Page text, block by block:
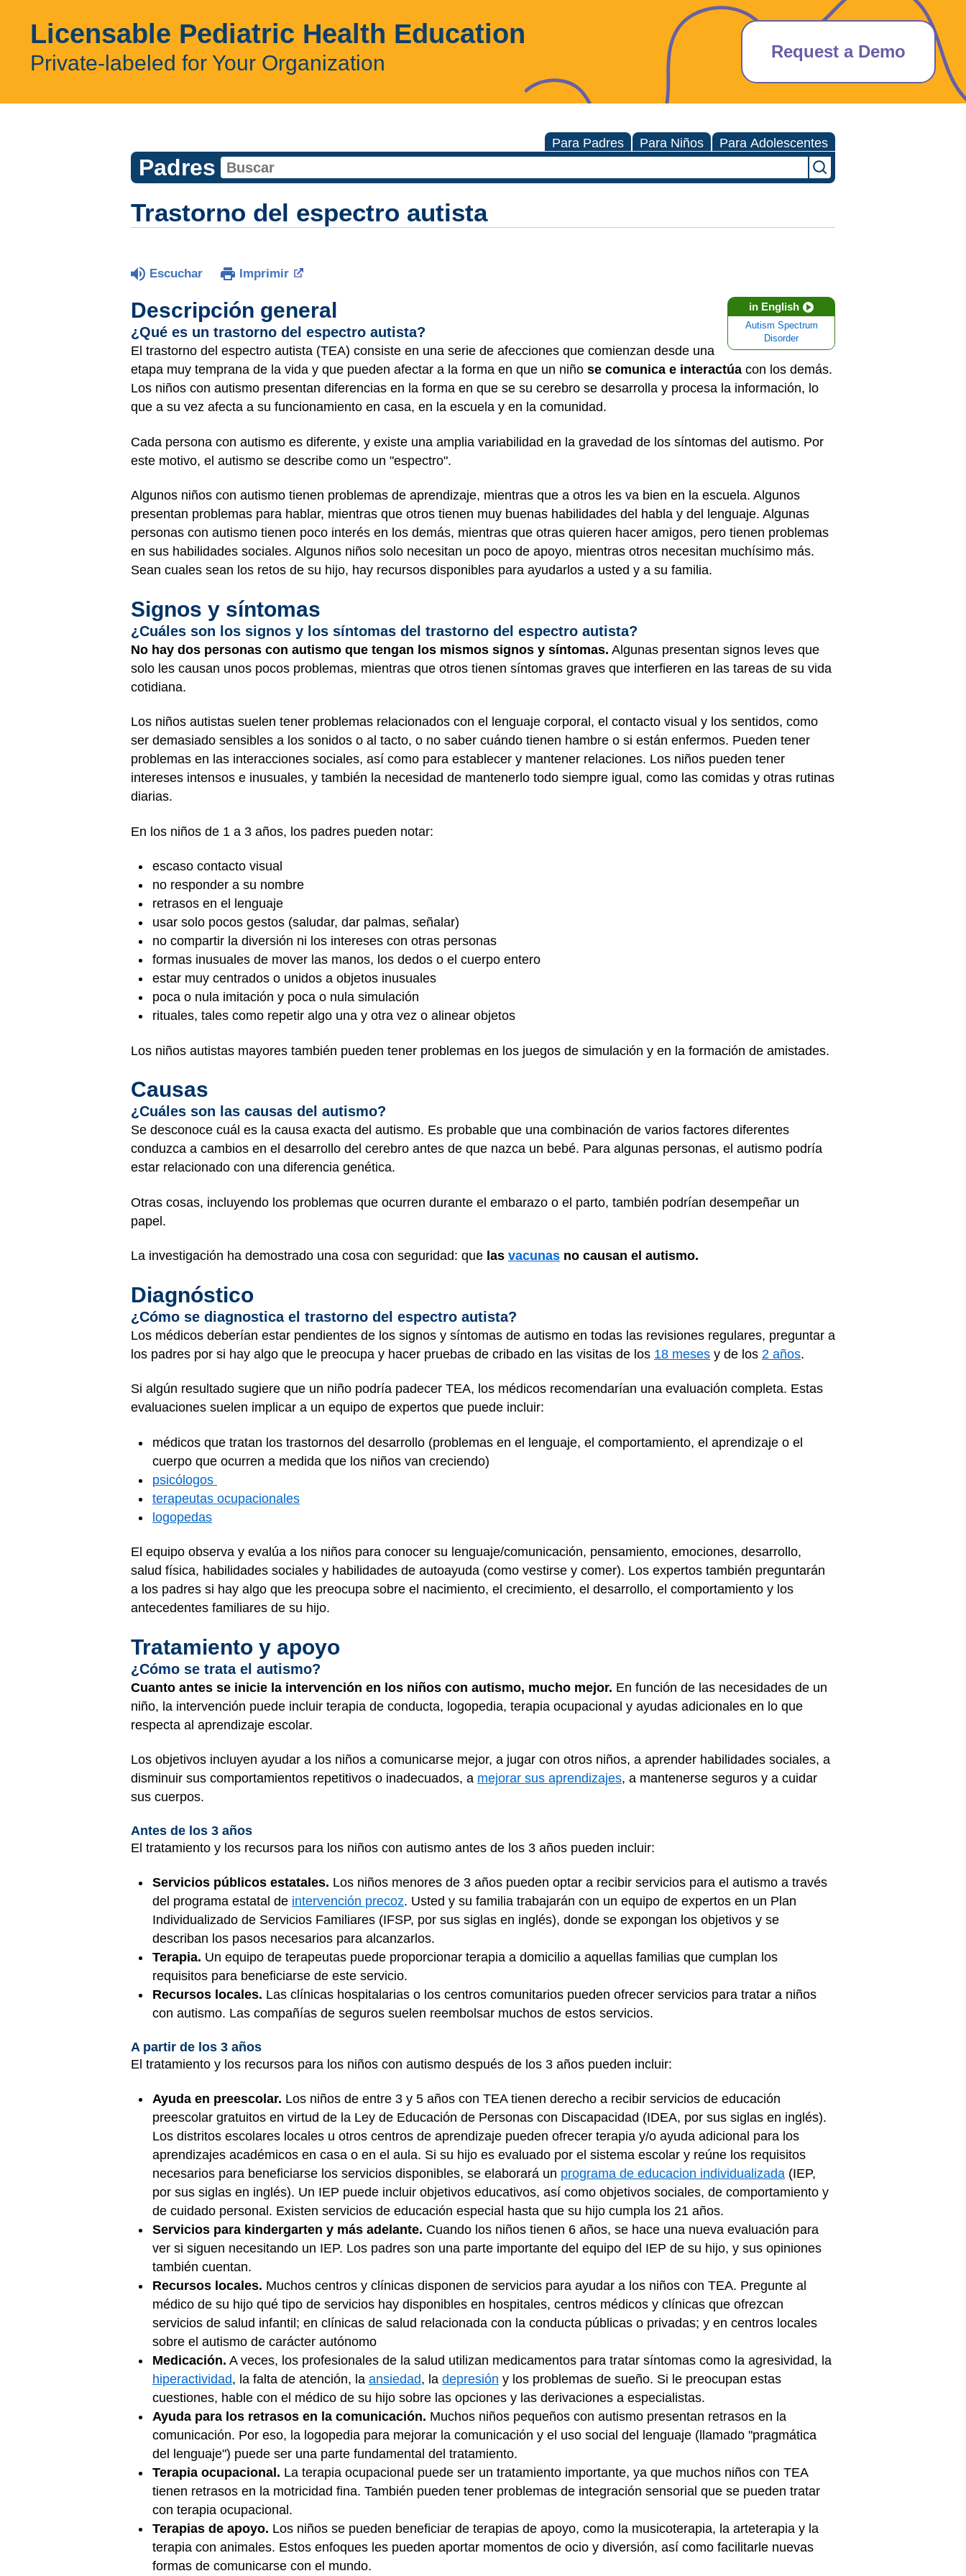
Licensable Pediatric Health Education
Private-labeled for Your Organization Request a Demo
Para Padres Para Niños Para Adolescentes
Padres
Trastorno del espectro autista
Escuchar Imprimir
in English
Autism Spectrum
Disorder
Descripción general
¿Qué es un trastorno del espectro autista?
El trastorno del espectro autista (TEA) consiste en una serie de afecciones que comienzan desde una
etapa muy temprana de la vida y que pueden afectar a la forma en que un niño se comunica e interactúa con los demás.
Los niños con autismo presentan diferencias en la forma en que se su cerebro se desarrolla y procesa la información, lo
que a su vez afecta a su funcionamiento en casa, en la escuela y en la comunidad.
Cada persona con autismo es diferente, y existe una amplia variabilidad en la gravedad de los síntomas del autismo. Por
este motivo, el autismo se describe como un "espectro".
Algunos niños con autismo tienen problemas de aprendizaje, mientras que a otros les va bien en la escuela. Algunos
presentan problemas para hablar, mientras que otros tienen muy buenas habilidades del habla y del lenguaje. Algunas
personas con autismo tienen poco interés en los demás, mientras que otras quieren hacer amigos, pero tienen problemas
en sus habilidades sociales. Algunos niños solo necesitan un poco de apoyo, mientras otros necesitan muchísimo más.
Sean cuales sean los retos de su hijo, hay recursos disponibles para ayudarlos a usted y a su familia.
Signos y síntomas
¿Cuáles son los signos y los síntomas del trastorno del espectro autista?
No hay dos personas con autismo que tengan los mismos signos y síntomas. Algunas presentan signos leves que
solo les causan unos pocos problemas, mientras que otros tienen síntomas graves que interfieren en las tareas de su vida
cotidiana.
Los niños autistas suelen tener problemas relacionados con el lenguaje corporal, el contacto visual y los sentidos, como
ser demasiado sensibles a los sonidos o al tacto, o no saber cuándo tienen hambre o si están enfermos. Pueden tener
problemas en las interacciones sociales, así como para establecer y mantener relaciones. Los niños pueden tener
intereses intensos e inusuales, y también la necesidad de mantenerlo todo siempre igual, como las comidas y otras rutinas
diarias.
En los niños de 1 a 3 años, los padres pueden notar:
escaso contacto visual
no responder a su nombre
retrasos en el lenguaje
usar solo pocos gestos (saludar, dar palmas, señalar)
no compartir la diversión ni los intereses con otras personas
formas inusuales de mover las manos, los dedos o el cuerpo entero
estar muy centrados o unidos a objetos inusuales
poca o nula imitación y poca o nula simulación
rituales, tales como repetir algo una y otra vez o alinear objetos
Los niños autistas mayores también pueden tener problemas en los juegos de simulación y en la formación de amistades.
Causas
¿Cuáles son las causas del autismo?
Se desconoce cuál es la causa exacta del autismo. Es probable que una combinación de varios factores diferentes
conduzca a cambios en el desarrollo del cerebro antes de que nazca un bebé. Para algunas personas, el autismo podría
estar relacionado con una diferencia genética.
Otras cosas, incluyendo los problemas que ocurren durante el embarazo o el parto, también podrían desempeñar un
papel.
La investigación ha demostrado una cosa con seguridad: que las vacunas no causan el autismo.
Diagnóstico
¿Cómo se diagnostica el trastorno del espectro autista?
Los médicos deberían estar pendientes de los signos y síntomas de autismo en todas las revisiones regulares, preguntar a
los padres por si hay algo que le preocupa y hacer pruebas de cribado en las visitas de los 18 meses y de los 2 años.
Si algún resultado sugiere que un niño podría padecer TEA, los médicos recomendarían una evaluación completa. Estas
evaluaciones suelen implicar a un equipo de expertos que puede incluir:
médicos que tratan los trastornos del desarrollo (problemas en el lenguaje, el comportamiento, el aprendizaje o el
cuerpo que ocurren a medida que los niños van creciendo)
psicólogos
terapeutas ocupacionales
logopedas
El equipo observa y evalúa a los niños para conocer su lenguaje/comunicación, pensamiento, emociones, desarrollo,
salud física, habilidades sociales y habilidades de autoayuda (como vestirse y comer). Los expertos también preguntarán
a los padres si hay algo que les preocupa sobre el nacimiento, el crecimiento, el desarrollo, el comportamiento y los
antecedentes familiares de su hijo.
Tratamiento y apoyo
¿Cómo se trata el autismo?
Cuanto antes se inicie la intervención en los niños con autismo, mucho mejor. En función de las necesidades de un
niño, la intervención puede incluir terapia de conducta, logopedia, terapia ocupacional y ayudas adicionales en lo que
respecta al aprendizaje escolar.
Los objetivos incluyen ayudar a los niños a comunicarse mejor, a jugar con otros niños, a aprender habilidades sociales, a
disminuir sus comportamientos repetitivos o inadecuados, a mejorar sus aprendizajes, a mantenerse seguros y a cuidar
sus cuerpos.
Antes de los 3 años
El tratamiento y los recursos para los niños con autismo antes de los 3 años pueden incluir:
Servicios públicos estatales. Los niños menores de 3 años pueden optar a recibir servicios para el autismo a través
del programa estatal de intervención precoz. Usted y su familia trabajarán con un equipo de expertos en un Plan
Individualizado de Servicios Familiares (IFSP, por sus siglas en inglés), donde se expongan los objetivos y se
describan los pasos necesarios para alcanzarlos.
Terapia. Un equipo de terapeutas puede proporcionar terapia a domicilio a aquellas familias que cumplan los
requisitos para beneficiarse de este servicio.
Recursos locales. Las clínicas hospitalarias o los centros comunitarios pueden ofrecer servicios para tratar a niños
con autismo. Las compañías de seguros suelen reembolsar muchos de estos servicios.
A partir de los 3 años
El tratamiento y los recursos para los niños con autismo después de los 3 años pueden incluir:
Ayuda en preescolar. Los niños de entre 3 y 5 años con TEA tienen derecho a recibir servicios de educación
preescolar gratuitos en virtud de la Ley de Educación de Personas con Discapacidad (IDEA, por sus siglas en inglés).
Los distritos escolares locales u otros centros de aprendizaje pueden ofrecer terapia y/o ayuda adicional para los
aprendizajes académicos en casa o en el aula. Si su hijo es evaluado por el sistema escolar y reúne los requisitos
necesarios para beneficiarse los servicios disponibles, se elaborará un programa de educacion individualizada (IEP,
por sus siglas en inglés). Un IEP puede incluir objetivos educativos, así como objetivos sociales, de comportamiento y
de cuidado personal. Existen servicios de educación especial hasta que su hijo cumpla los 21 años.
Servicios para kindergarten y más adelante. Cuando los niños tienen 6 años, se hace una nueva evaluación para
ver si siguen necesitando un IEP. Los padres son una parte importante del equipo del IEP de su hijo, y sus opiniones
también cuentan.
Recursos locales. Muchos centros y clínicas disponen de servicios para ayudar a los niños con TEA. Pregunte al
médico de su hijo qué tipo de servicios hay disponibles en hospitales, centros médicos y clínicas que ofrezcan
servicios de salud infantil; en clínicas de salud relacionada con la conducta públicas o privadas; y en centros locales
sobre el autismo de carácter autónomo
Medicación. A veces, los profesionales de la salud utilizan medicamentos para tratar síntomas como la agresividad, la
hiperactividad, la falta de atención, la ansiedad, la depresión y los problemas de sueño. Si le preocupan estas
cuestiones, hable con el médico de su hijo sobre las opciones y las derivaciones a especialistas.
Ayuda para los retrasos en la comunicación. Muchos niños pequeños con autismo presentan retrasos en la
comunicación. Por eso, la logopedia para mejorar la comunicación y el uso social del lenguaje (llamado "pragmática
del lenguaje") puede ser una parte fundamental del tratamiento.
Terapia ocupacional. La terapia ocupacional puede ser un tratamiento importante, ya que muchos niños con TEA
tienen retrasos en la motricidad fina. También pueden tener problemas de integración sensorial que se pueden tratar
con terapia ocupacional.
Terapias de apoyo. Los niños se pueden beneficiar de terapias de apoyo, como la musicoterapia, la arteterapia y la
terapia con animales. Estos enfoques les pueden aportar momentos de ocio y diversión, así como facilitarle nuevas
formas de comunicarse con el mundo.